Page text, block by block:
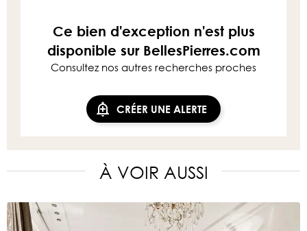
Ce bien d'exception n'est plus
disponible sur BellesPierres.com
Consultez nos autres recherches proches
CRÉER UNE ALERTE
À VOIR AUSSI